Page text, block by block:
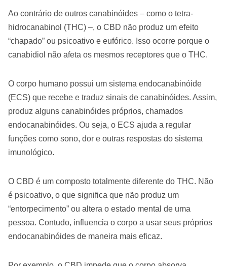
Ao contrário de outros canabinóides – como o tetra-
hidrocanabinol (THC) –, o CBD não produz um efeito
“chapado” ou psicoativo e eufórico. Isso ocorre porque o
canabidiol não afeta os mesmos receptores que o THC.
O corpo humano possui um sistema endocanabinóide
(ECS) que recebe e traduz sinais de canabinóides. Assim,
produz alguns canabinóides próprios, chamados
endocanabinóides. Ou seja, o ECS ajuda a regular
funções como sono, dor e outras respostas do sistema
imunológico.
O CBD é um composto totalmente diferente do THC. Não
é psicoativo, o que significa que não produz um
“entorpecimento” ou altera o estado mental de uma
pessoa. Contudo, influencia o corpo a usar seus próprios
endocanabinóides de maneira mais eficaz.